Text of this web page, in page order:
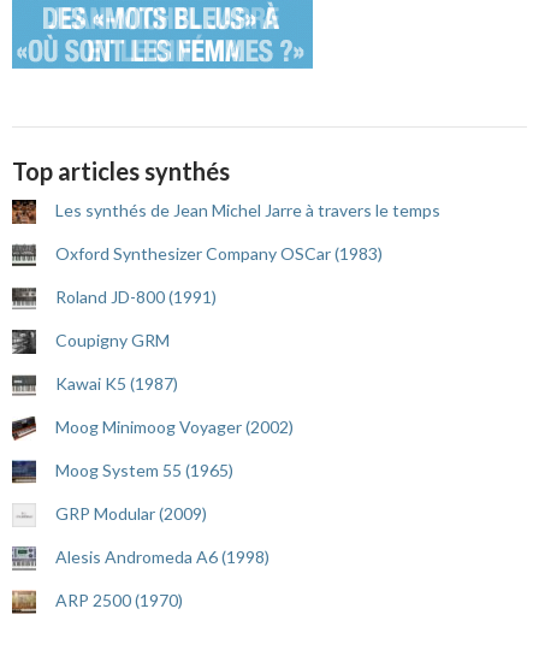
Top articles synthés
Les synthés de Jean Michel Jarre à travers le temps
Oxford Synthesizer Company OSCar (1983)
Roland JD-800 (1991)
Coupigny GRM
Kawai K5 (1987)
Moog Minimoog Voyager (2002)
Moog System 55 (1965)
GRP Modular (2009)
Alesis Andromeda A6 (1998)
ARP 2500 (1970)